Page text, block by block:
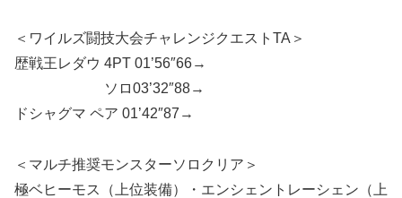
＜ワイルズ闘技大会チャレンジクエストTA＞
歴戦王レダウ 4PT 01’56″66→
ソロ03’32″88→
ドシャグマ ペア 01’42″87→
＜マルチ推奨モンスターソロクリア＞
極ベヒーモス（上位装備）・エンシェントレーシェン（上